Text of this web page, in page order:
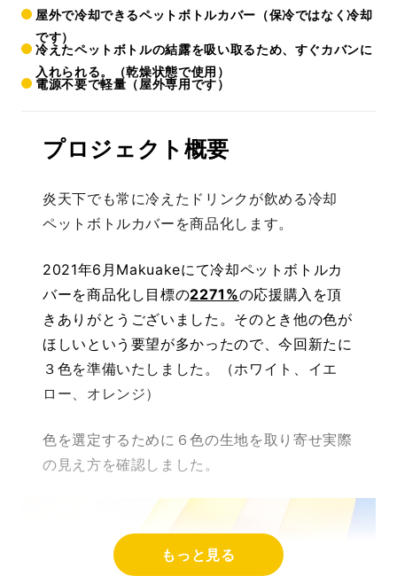
屋外で冷却できるペットボトルカバー（保冷ではなく冷却
です）
冷えたペットボトルの結露を吸い取るため、すぐカバンに
入れられる。（乾燥状態で使用）
電源不要で軽量（屋外専用です）
プロジェクト概要
炎天下でも常に冷えたドリンクが飲める冷却
ペットボトルカバーを商品化します。
2021年6月Makuakeにて冷却ペットボトルカ
バーを商品化し目標の2271%の応援購入を頂
きありがとうございました。そのとき他の色が
ほしいという要望が多かったので、今回新たに
３色を準備いたしました。（ホワイト、イエ
ロー、オレンジ）
色を選定するために６色の生地を取り寄せ実際
の見え方を確認しました。
もっと見る